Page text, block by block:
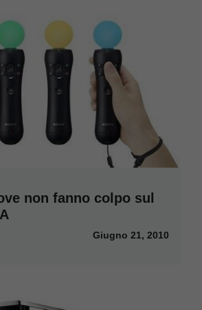
non fanno colpo sul
Giugno 21, 2010